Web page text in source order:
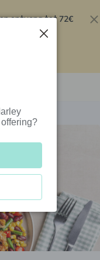
ontvang tot 72€